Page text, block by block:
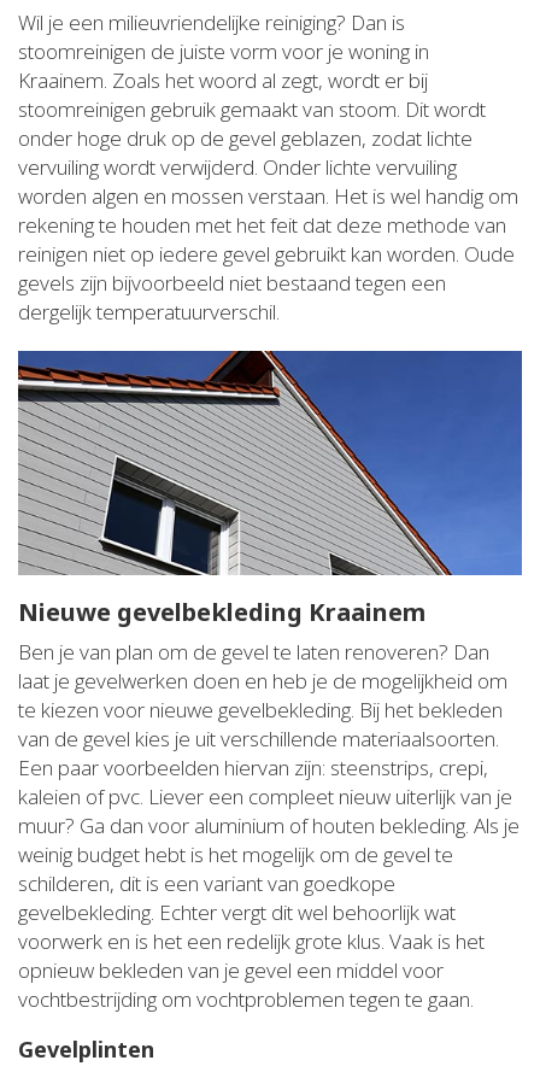
Wil je een milieuvriendelijke reiniging? Dan is
stoomreinigen de juiste vorm voor je woning in
Kraainem. Zoals het woord al zegt, wordt er bij
stoomreinigen gebruik gemaakt van stoom. Dit wordt
onder hoge druk op de gevel geblazen, zodat lichte
vervuiling wordt verwijderd. Onder lichte vervuiling
worden algen en mossen verstaan. Het is wel handig om
rekening te houden met het feit dat deze methode van
reinigen niet op iedere gevel gebruikt kan worden. Oude
gevels zijn bijvoorbeeld niet bestaand tegen een
dergelijk temperatuurverschil.
Nieuwe gevelbekleding Kraainem
Ben je van plan om de gevel te laten renoveren? Dan
laat je gevelwerken doen en heb je de mogelijkheid om
te kiezen voor nieuwe gevelbekleding. Bij het bekleden
van de gevel kies je uit verschillende materiaalsoorten.
Een paar voorbeelden hiervan zijn: steenstrips, crepi,
kaleien of pvc. Liever een compleet nieuw uiterlijk van je
muur? Ga dan voor aluminium of houten bekleding. Als je
weinig budget hebt is het mogelijk om de gevel te
schilderen, dit is een variant van goedkope
gevelbekleding. Echter vergt dit wel behoorlijk wat
voorwerk en is het een redelijk grote klus. Vaak is het
opnieuw bekleden van je gevel een middel voor
vochtbestrijding om vochtproblemen tegen te gaan.
Gevelplinten